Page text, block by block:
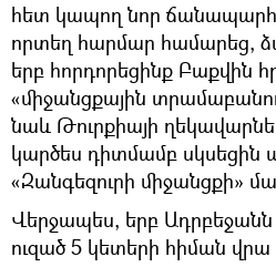
հետ կապող նոր ճանապարհ
որտեղ հարմար համարեց,
երբ հորդորեցինք Բաքվին
«միջանցքային
նաև Թուրքիայի
կարծես դիտմամբ սկսեցին
«Զանգեզուրի միջանցքի»
Վերջապես, երբ
ուզած 5 կետերի հիման վրա